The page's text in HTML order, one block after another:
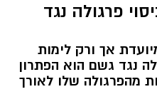
פרגולה נגד
אך ורק לימות
נגד גשם הוא הפתרון
מהפרגולה שלו לאורך